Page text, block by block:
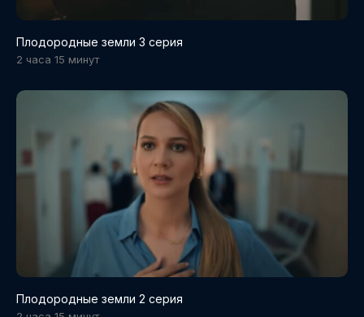
Плодородные земли 3 серия
2 часа 15 минут
Плодородные земли 2 серия